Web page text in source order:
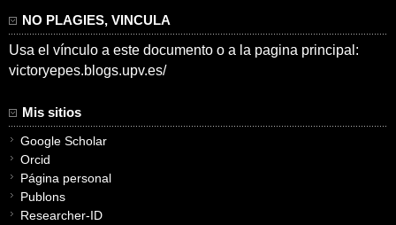
NO PLAGIES, VINCULA
Usa el vínculo a este documento o a la pagina principal:
victoryepes.blogs.upv.es/
Mis sitios
Google Scholar
Orcid
Página personal
Publons
Researcher-ID